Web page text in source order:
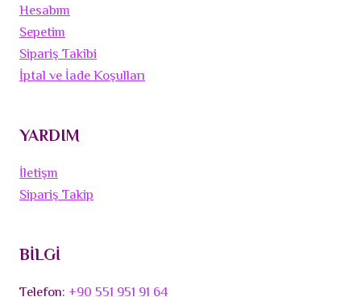
Hesabım
Sepetim
Sipariş Takibi
İptal ve İade Koşulları
YARDIM
İletişm
Sipariş Takip
BİLGİ